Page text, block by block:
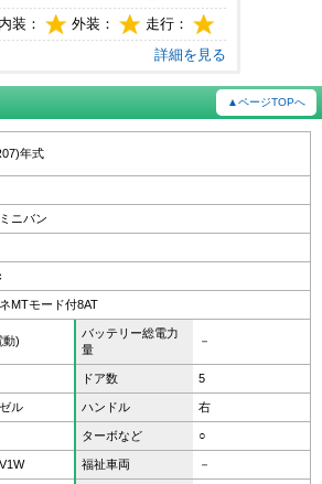
内装： 外装：
走行：
詳細を見る
▲ページTOPへ
年式
ニバン
MTモード付8AT
動)
バッテリー総電力
量
－
ドア数 5
ル ハンドル 右
ターボなど ○
福祉車両 －